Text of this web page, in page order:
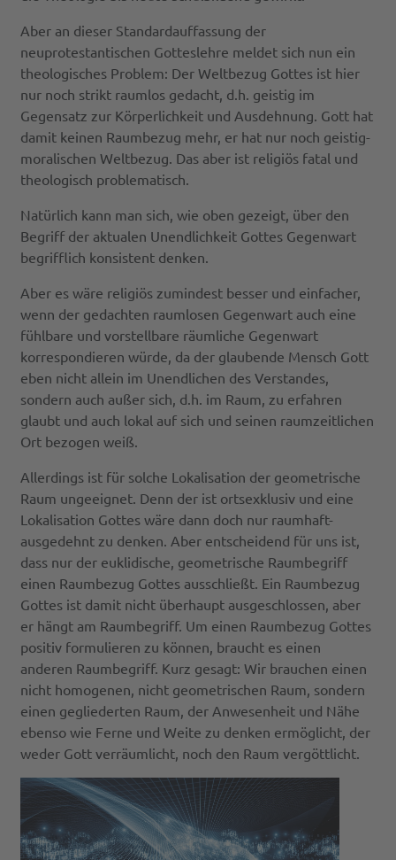
Aber an dieser Standardauffassung der
neuprotestantischen Gotteslehre meldet sich nun ein
theologisches Problem: Der Weltbezug Gottes ist hier
nur noch strikt raumlos gedacht, d.h. geistig im
Gegensatz zur Körperlichkeit und Ausdehnung. Gott hat
damit keinen Raumbezug mehr, er hat nur noch geistig-
moralischen Weltbezug. Das aber ist religiös fatal und
theologisch problematisch.
Natürlich kann man sich, wie oben gezeigt, über den
Begriff der aktualen Unendlichkeit Gottes Gegenwart
begrifflich konsistent denken.
Aber es wäre religiös zumindest besser und einfacher,
wenn der gedachten raumlosen Gegenwart auch eine
fühlbare und vorstellbare räumliche Gegenwart
korrespondieren würde, da der glaubende Mensch Gott
eben nicht allein im Unendlichen des Verstandes,
sondern auch außer sich, d.h. im Raum, zu erfahren
glaubt und auch lokal auf sich und seinen raumzeitlichen
Ort bezogen weiß.
Allerdings ist für solche Lokalisation der geometrische
Raum ungeeignet. Denn der ist ortsexklusiv und eine
Lokalisation Gottes wäre dann doch nur raumhaft-
ausgedehnt zu denken. Aber entscheidend für uns ist,
dass nur der euklidische, geometrische Raumbegriff
einen Raumbezug Gottes ausschließt. Ein Raumbezug
Gottes ist damit nicht überhaupt ausgeschlossen, aber
er hängt am Raumbegriff. Um einen Raumbezug Gottes
positiv formulieren zu können, braucht es einen
anderen Raumbegriff. Kurz gesagt: Wir brauchen einen
nicht homogenen, nicht geometrischen Raum, sondern
einen gegliederten Raum, der Anwesenheit und Nähe
ebenso wie Ferne und Weite zu denken ermöglicht, der
weder Gott verräumlicht, noch den Raum vergöttlicht.